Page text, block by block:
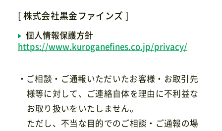
[ 株式会社黒金ファインズ ]
個人情報保護方針
https://www.kuroganefines.co.jp/privacy/
・ご相談・ご通報いただいたお客様・お取引先
様等に対して、ご連絡自体を理由に不利益な
お取り扱いをいたしません。
ただし、不当な目的でのご相談・ご通報の場